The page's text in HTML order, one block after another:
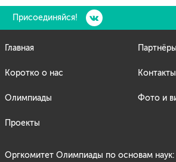
Присоединяйся!
Главная
Коротко о нас
Олимпиады
Проекты
Партнёры
Контакты
Фото и
Оргкомитет Олимпиады по основам наук: